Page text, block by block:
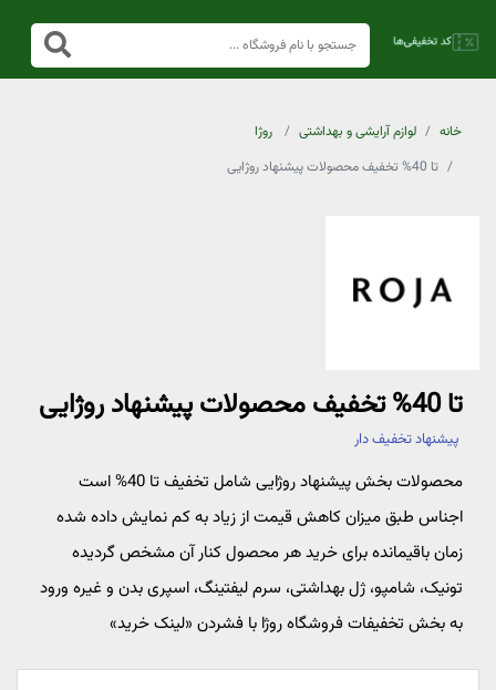
خانه لوازم آرایشی و بهداشتی
روژا
تا 40% تخفیف محصولات پیشنهاد روژایی
تا 40% تخفیف محصولات پیشنهاد روژایی
پیشنهاد تخفیف دار
محصولات بخش پیشنهاد روژایی شامل تخفیف تا 40% است
اجناس طبق میزان کاهش قیمت از زیاد به کم نمایش داده شده
زمان باقیمانده برای خرید هر محصول کنار آن مشخص گردیده
تونیک، شامپو، ژل بهداشتی، سرم لیفتینگ، اسپری بدن و غیره ورود
به بخش تخفیفات فروشگاه روژا با فشردن «لینک خرید»